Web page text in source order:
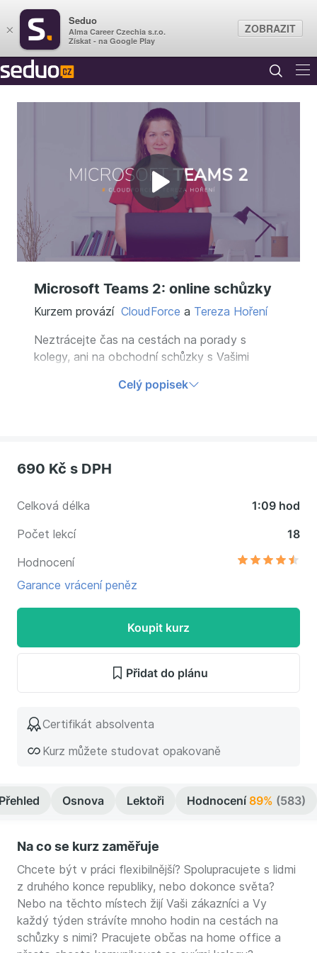
Přehrát
video
Microsoft Teams 2: online schůzky
Kurzem provází CloudForce a Tereza Hoření
Neztrácejte čas na cestách na porady s
kolegy, ani na obchodní schůzky s Vašimi
možnosti online schůzek v Microsoft Teams
Celý popisek
690 Kč s DPH
Celková délka
1:09 hod
Počet lekcí
18
Hodnocení
Garance vrácení peněz
Koupit kurz
Přidat do plánu
Certifikát absolventa
Kurz můžete studovat opakovaně
Osnova Lektoři Hodnocení89% (583)
Na co se kurz zaměřuje
Chcete být v práci flexibilnější? Spolupracujete s lidmi
z druhého konce republiky, nebo dokonce světa?
Nebo na těchto místech žijí Vaši zákazníci a Vy
každý týden strávíte mnoho hodin na cestách na
schůzky s nimi? Pracujete občas na home office a
×
Seduo
Alma Career Czechia s.r.o.
Získat - na Google Play
ZOBRAZIT